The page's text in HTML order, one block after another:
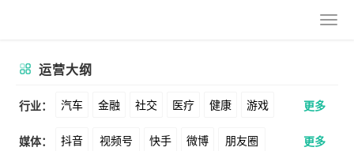
运营大纲
行业： 汽车 金融 社交 医疗 健康 游戏
动漫 美妆 美食 家装 教育 婚纱
更多
媒体： 抖音 视频号 快手 微博 朋友圈 更多